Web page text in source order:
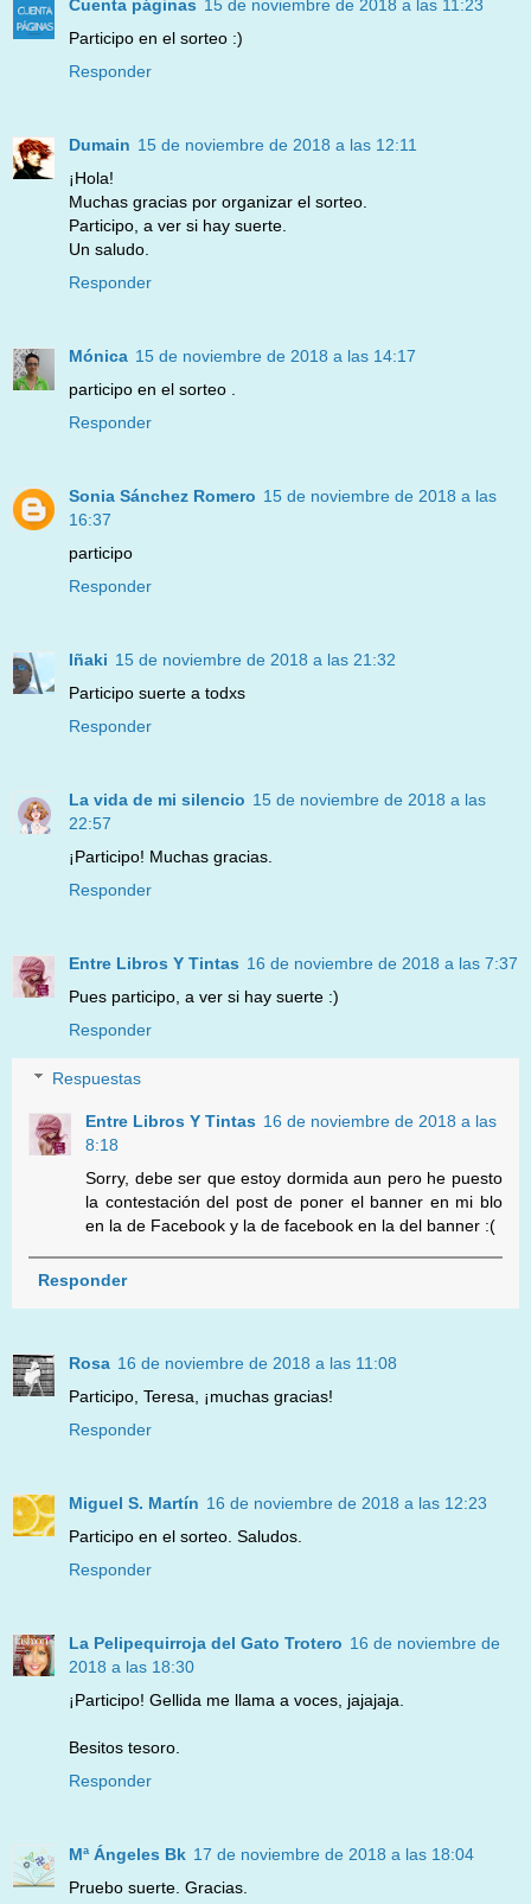
Cuenta páginas 15 de noviembre de 2018 a las 11:23
Participo en el sorteo :)
Responder
Dumain 15 de noviembre de 2018 a las 12:11
¡Hola!
Muchas gracias por organizar el sorteo.
Participo, a ver si hay suerte.
Un saludo.
Responder
Mónica 15 de noviembre de 2018 a las 14:17
participo en el sorteo .
Responder
Sonia Sánchez Romero 15 de noviembre de 2018 a las
16:37
participo
Responder
Iñaki 15 de noviembre de 2018 a las 21:32
Participo suerte a todxs
Responder
La vida de mi silencio 15 de noviembre de 2018 a las
22:57
¡Participo! Muchas gracias.
Responder
Entre Libros Y Tintas 16 de noviembre de 2018 a las 7:37
Pues participo, a ver si hay suerte :)
Responder
Respuestas
Entre Libros Y Tintas 16 de noviembre de 2018 a las
8:18
Sorry, debe ser que estoy dormida aun pero he puesto
la contestación del post de poner el banner en mi blo
en la de Facebook y la de facebook en la del banner :(
Responder
Rosa 16 de noviembre de 2018 a las 11:08
Participo, Teresa, ¡muchas gracias!
Responder
Miguel S. Martín 16 de noviembre de 2018 a las 12:23
Participo en el sorteo. Saludos.
Responder
La Pelipequirroja del Gato Trotero 16 de noviembre de
2018 a las 18:30
¡Participo! Gellida me llama a voces, jajajaja.
Besitos tesoro.
Responder
Mª Ángeles Bk 17 de noviembre de 2018 a las 18:04
Pruebo suerte. Gracias.